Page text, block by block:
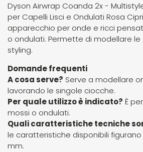
Omega
Orofluido
Pacinos
Panasonic
Parlux
Dyson Airwrap Coanda 2x -
per Capelli Lisci e Ondulati Rosa
apparecchio per onde e ricci
o ondulati. Permette di modellare
styling.
Domande frequenti
A cosa serve? Serve a modellare
lavorando le singole ciocche.
Per quale utilizzo è indicato? È
mossi o ondulati.
Quali caratteristiche tecniche
le caratteristiche disponibili figurano
mm.